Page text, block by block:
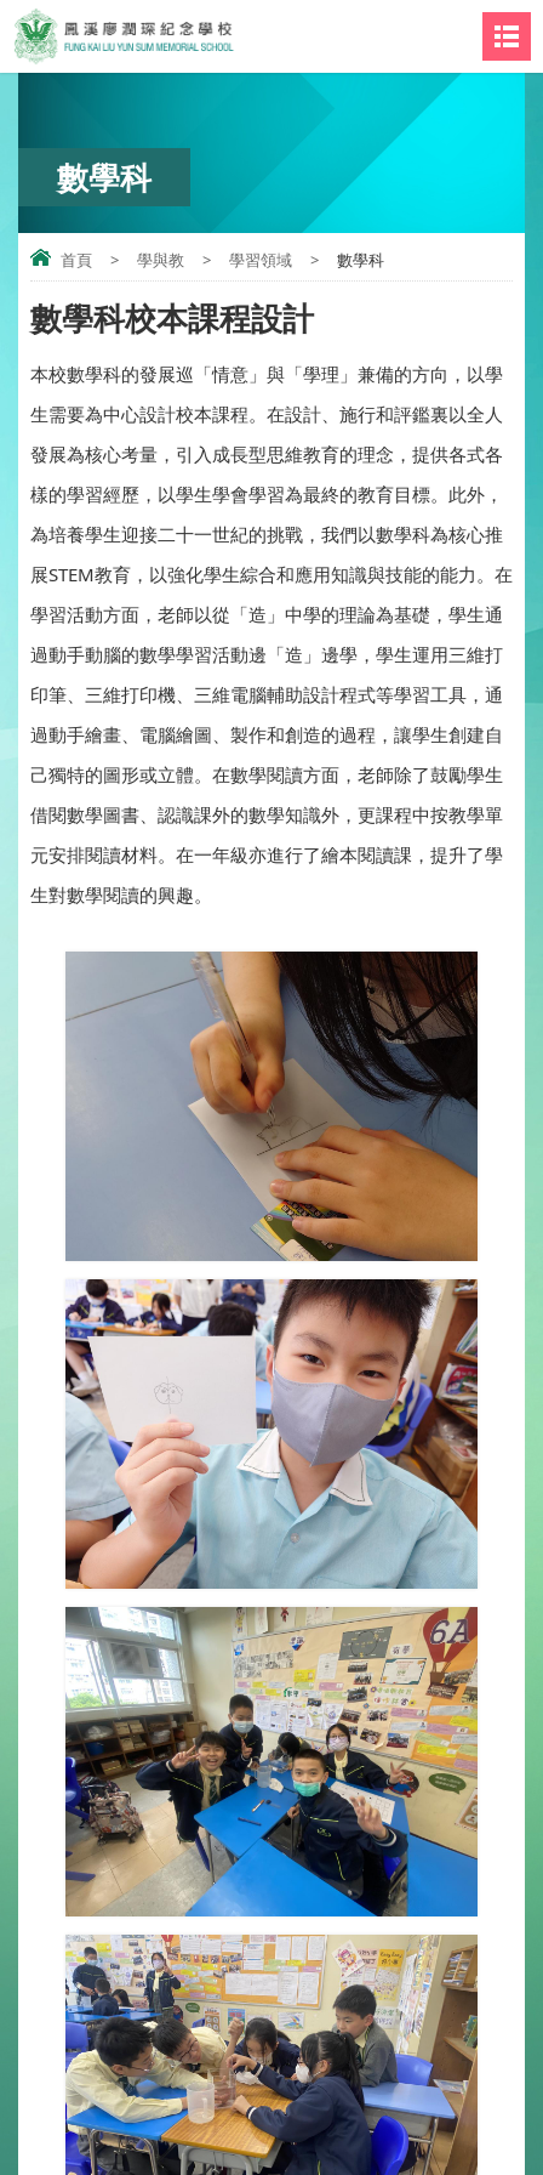
數學科
首頁 > 學與教 > 學習領域 > 數學科
數學科校本課程設計
本校數學科的發展巡「情意」與「學理」兼備的方向，以學
生需要為中心設計校本課程。在設計、施行和評鑑裏以全人
發展為核心考量，引入成長型思維教育的理念，提供各式各
樣的學習經歷，以學生學會學習為最終的教育目標。此外，
為培養學生迎接二十一世紀的挑戰，我們以數學科為核心推
展STEM教育，以強化學生綜合和應用知識與技能的能力。在
學習活動方面，老師以從「造」中學的理論為基礎，學生通
過動手動腦的數學學習活動邊「造」邊學，學生運用三維打
印筆、三維打印機、三維電腦輔助設計程式等學習工具，通
過動手繪畫、電腦繪圖、製作和創造的過程，讓學生創建自
己獨特的圖形或立體。在數學閱讀方面，老師除了鼓勵學生
借閱數學圖書、認識課外的數學知識外，更課程中按教學單
元安排閱讀材料。在一年級亦進行了繪本閱讀課，提升了學
生對數學閱讀的興趣。